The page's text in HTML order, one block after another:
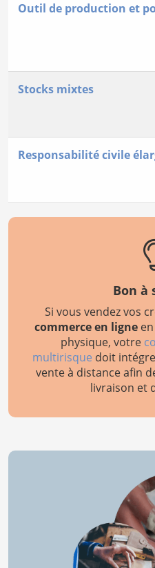
Outil de production et
Stocks mixtes
Responsabilité civile
Bon à
Si vous vendez vos
commerce en ligneen
physique, votre
multirisque doit
vente à distance afin
livraison et